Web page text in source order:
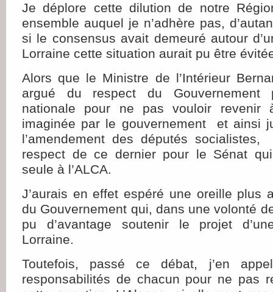
Je déplore cette dilution de notre
ensemble auquel je n’adhère pas,
si le consensus avait demeuré autour
Lorraine cette situation aurait pu être
Alors que le Ministre de l’Intérieur
argué du respect du Gouvernement
nationale pour ne pas vouloir revenir
imaginée par le gouvernement et ainsi
l’amendement des députés socialistes,
respect de ce dernier pour le Sénat qui
seule à l’ALCA.
J’aurais en effet espéré une oreille plus
du Gouvernement qui, dans une volonté
pu d’avantage soutenir le projet
Lorraine.
Toutefois, passé ce débat, j’en
responsabilités de chacun pour ne pas